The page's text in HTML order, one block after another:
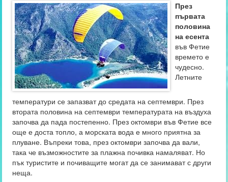
През
първата
половина
на есента
във Фетие
времето е
чудесно.
Летните
температури се запазват до средата на септември. През
втората половина на септември температурата на въздуха
започва да пада постепенно. През октомври във Фетие все
още е доста топло, а морската вода е много приятна за
плуване. Въпреки това, през октомври започва да вали,
така че възможностите за плажна почивка намаляват. Но
пък туристите и почиващите могат да се занимават с други
неща.